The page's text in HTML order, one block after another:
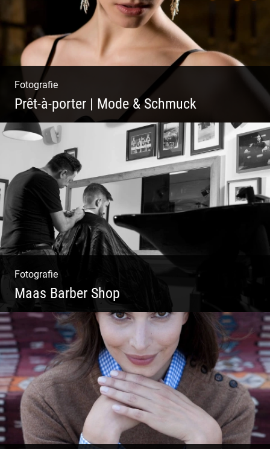
Fotografie
Prêt-à-porter | Mode & Schmuck
Fotografie
Maas Barber Shop
Coole Bartstyles | Haircut & Shave | Farbe
& Schnitt | Creating Men